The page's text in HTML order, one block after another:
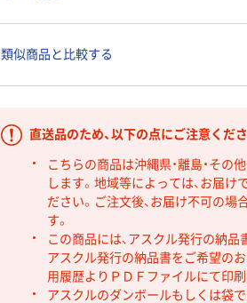
類似商品と比較する
直送品のため、以下の点にご注意くださ
こちらの商品は沖縄県・離島・その
します。地域等によっては、お届
ださい。ご注文後、お届け不可の場
す。
この商品には、アスクル発行の納
アスクル発行の納品書をご希望のお
用履歴よりＰＤＦファイルにて印刷
アスクルのダンボールもしくは袋